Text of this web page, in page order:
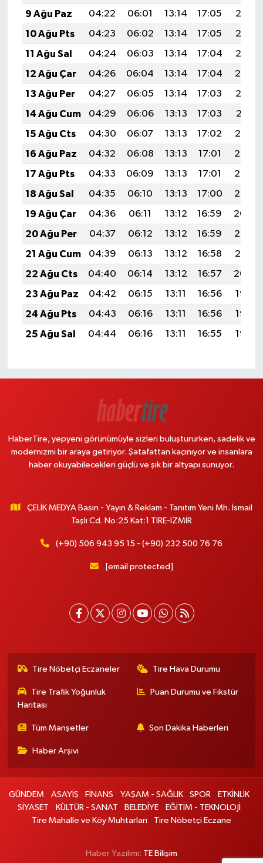
9 Ağu Paz
04:22 06:01 13:14 17:05
20:18
10 Ağu Pts
04:23 06:02 13:14 17:05
20:16
11 Ağu Sal
04:24 06:03 13:14 17:04
20:15
12 Ağu Çar
04:26 06:04 13:14 17:04
20:14
13 Ağu Per
04:27 06:05 13:14 17:03
20:12
14 Ağu Cum
04:29 06:06 13:13 17:03
20:11
15 Ağu Cts
04:30 06:07 13:13 17:02
20:10
16 Ağu Paz
04:32 06:08 13:13 17:01
20:08
17 Ağu Pts
04:33 06:09 13:13 17:01
20:07
18 Ağu Sal
04:35 06:10 13:13 17:00
20:05
19 Ağu Çar
04:36 06:11 13:12 16:59
20:04
20 Ağu Per
04:37 06:12 13:12 16:59
20:03
21 Ağu Cum
04:39 06:13 13:12 16:58
20:01
22 Ağu Cts
04:40 06:14 13:12 16:57
20:00
23 Ağu Paz
04:42 06:15 13:11 16:56
19:58
24 Ağu Pts
04:43 06:16 13:11 16:56
19:57
25 Ağu Sal
04:44 06:16 13:11 16:55 19:55
HaberTire, yepyeni görünümüyle sizleri buluştururken, sadelik ve
modernizmi bir araya getiriyor. Şatafattan kaçınıyor ve insanlara
haber okuyabilecekleri güçlü ve şık bir altyapı sunuyor.
ÇELİK MEDYA Basın - Yayın & Reklam - Tanıtım Yeni Mh. İsmail
Taşlı Cd. No:25 Kat:1 TİRE-İZMİR
(+90) 506 943 95 15 - (+90) 232 500 76 76
[email protected]
Tire Nöbetçi Eczaneler Tire Hava Durumu
Tire Trafik Yoğunluk
Haritası
Puan Durumu ve Fikstür
Tüm Manşetler Son Dakika Haberleri
Haber Arşivi
GÜNDEM ASAYİŞ FİNANS YAŞAM - SAĞLIK SPOR
ETKİNLİK
SİYASET
KÜLTÜR - SANAT BELEDİYE
EĞİTİM - TEKNOLOJİ
Tire Mahalle ve Köy Muhtarları
Tire Nöbetçi Eczane
Haber Yazılımı: TE Bilişim